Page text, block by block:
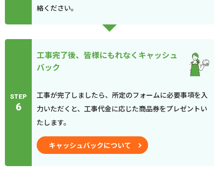
絡ください。
STEP
6
工事完了後、皆様にもれなくキャッシュ
バック
工事が完了しましたら、所定のフォームに必要事項を入
力いただくと、工事代金に応じた商品券をプレゼントい
たします。
キャッシュバックについて